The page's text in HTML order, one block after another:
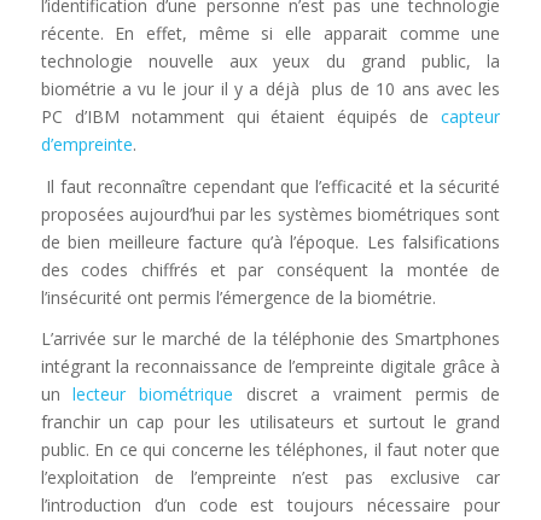
l’identification d’une personne n’est pas une technologie
récente. En effet, même si elle apparait comme une
technologie nouvelle aux yeux du grand public, la
biométrie a vu le jour il y a déjà plus de 10 ans avec les
PC d’IBM notamment qui étaient équipés decapteur
d’empreinte.
Il faut reconnaître cependant que l’efficacité et la sécurité
proposées aujourd’hui par les systèmes biométriques sont
de bien meilleure facture qu’à l’époque. Les falsifications
des codes chiffrés et par conséquent la montée de
l’insécurité ont permis l’émergence de la biométrie.
L’arrivée sur le marché de la téléphonie des Smartphones
intégrant la reconnaissance de l’empreinte digitale grâce à
unlecteur biométrique discret a vraiment permis de
franchir un cap pour les utilisateurs et surtout le grand
public. En ce qui concerne les téléphones, il faut noter que
l’exploitation de l’empreinte n’est pas exclusive car
l’introduction d’un code est toujours nécessaire pour